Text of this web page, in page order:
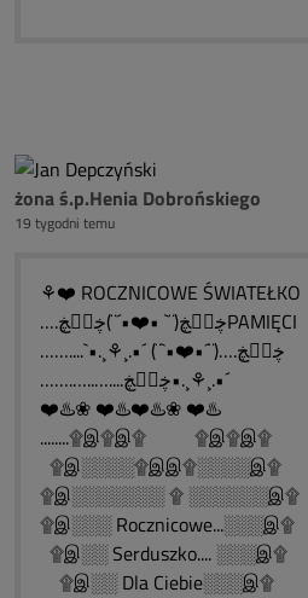
żona ś.p.Henia Dobrońskiego
19 tygodni temu
⚘❤️ ROCZNICOWE ŚWIATEŁKO
….ڿڰۣڿ(¨` •❤️•´¨)ڿڰۣڿPAMIĘCI
……....`•.¸⚘¸.•´ (¨`•❤️•´¨)….ڿڰۣڿ
…….…..…....ڿڰۣڿ•.¸⚘¸.•´
❤️♨️❀ ❤️♨️❤️♨️❀ ❤️♨️
........۩இ۩இ۩ ۩இ۩இ۩
۩இ░░░░۩இஇ۩░░░░இ۩
۩இ░░░░░░░ ۩ ░░░░░░இ۩
۩இ░░░ Rocznicowe...░░░இ۩
۩இ░░ Serduszko.... ░░░இ۩
۩இ░░ Dla Ciebie░░░இ۩